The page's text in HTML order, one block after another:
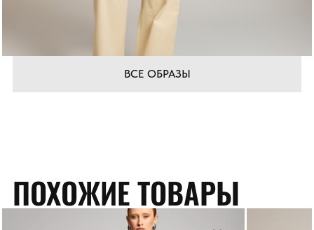
ВСЕ ОБРАЗЫ
ПОХОЖИЕ ТОВАРЫ